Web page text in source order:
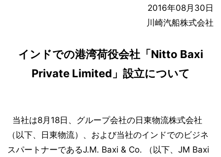
2016年08月30日
川崎汽船株式会社
インドでの港湾荷役会社「Nitto Baxi
Private Limited」設立について
当社は8月18日、グループ会社の日東物流株式会社
（以下、日東物流）、および当社のインドでのビジネ
スパートナーであるJ.M. Baxi & Co. （以下、JM Baxi